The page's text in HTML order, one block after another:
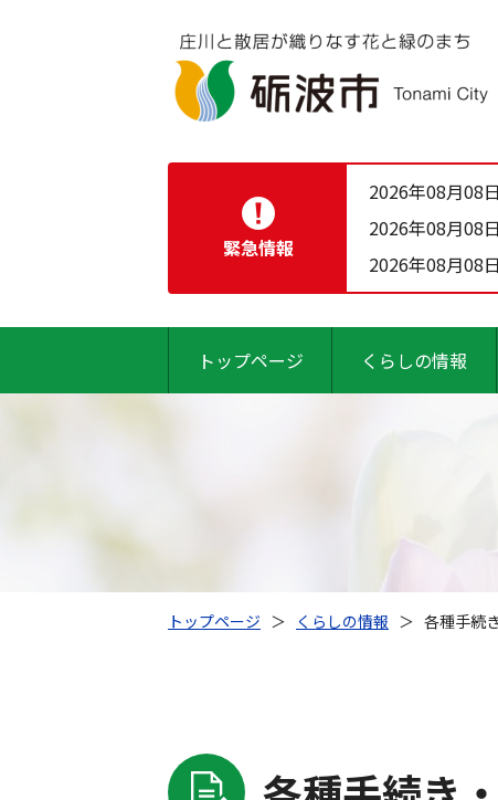
緊急情報
2026年08月08日
2026年08月08日
2026年08月08日
トップページ くらしの情報
トップページ ＞ くらしの情報 ＞ 各種手続